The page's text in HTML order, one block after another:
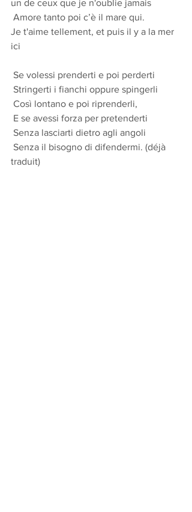
un de ceux que je n'oublie jamais
Amore tanto poi c’è il mare qui.
Je t'aime tellement, et puis il y a la mer
ici
Se volessi prenderti e poi perderti
Stringerti i fianchi oppure spingerli
Così lontano e poi riprenderli,
E se avessi forza per pretenderti
Senza lasciarti dietro agli angoli
traduit)